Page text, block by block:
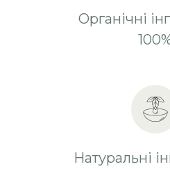
Органічні
Натуральні